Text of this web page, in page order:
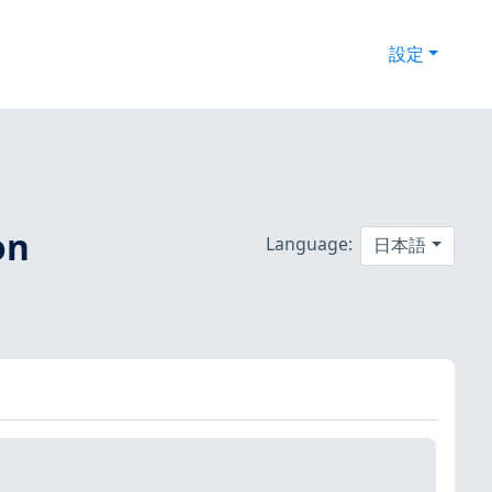
設定
Language: 日本語